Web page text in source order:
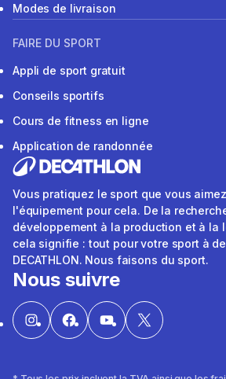
Modes de livraison
FAIRE DU SPORT
Appli de sport gratuit
Conseils sportifs
Cours de fitness en ligne
Application de randonnée
Vous pratiquez le sport que vous
l'équipement pour cela. De la
développement à la production et à la
cela signifie : tout pour votre sport à
DECATHLON. Nous faisons du sport.
Nous suivre